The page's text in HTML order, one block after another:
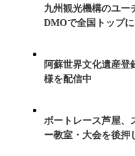
九州観光機構のユー
DMOで全国トップに
阿蘇世界文化遺産
様を配信中
ボートレース芦屋
ー教室・大会を後押